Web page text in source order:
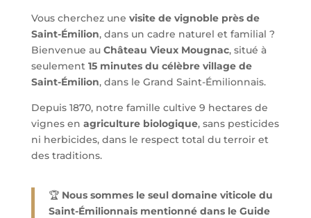
Vous cherchez une visite de vignoble près de
Saint-Émilion, dans un cadre naturel et familial ?
Bienvenue au Château Vieux Mougnac, situé à
seulement 15 minutes du célèbre village de
Saint-Émilion, dans le Grand Saint-Émilionnais.
Depuis 1870, notre famille cultive 9 hectares de
vignes en agriculture biologique, sans pesticides
ni herbicides, dans le respect total du terroir et
des traditions.
🏆 Nous sommes le seul domaine viticole du
Saint-Émilionnais mentionné dans le Guide